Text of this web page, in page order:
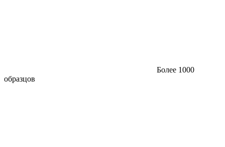
Более 1000
образцов